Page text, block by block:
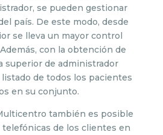
se pueden gestionar
país. De este modo, desde
se lleva un mayor control
con la obtención de
superior de administrador
de todos los pacientes
en su conjunto.
también es posible
de los clientes en